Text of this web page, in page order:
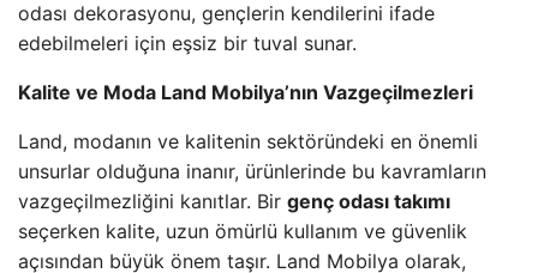
odası dekorasyonu, gençlerin kendilerini ifade
edebilmeleri için eşsiz bir tuval sunar.
Kalite ve Moda Land Mobilya’nın Vazgeçilmezleri
Land, modanın ve kalitenin sektöründeki en önemli
unsurlar olduğuna inanır, ürünlerinde bu kavramların
vazgeçilmezliğini kanıtlar. Bir genç odası takımı
seçerken kalite, uzun ömürlü kullanım ve güvenlik
açısından büyük önem taşır. Land Mobilya olarak,